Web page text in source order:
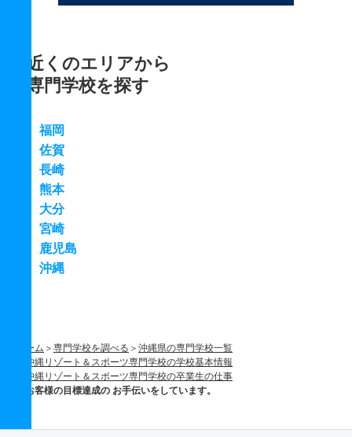
近くのエリアから
専門学校を探す
福岡
佐賀
長崎
熊本
大分
宮崎
鹿児島
沖縄
ホーム 専門学校を調べる
沖縄県の専門学校一覧
沖縄リゾート＆スポーツ専門学校の学校基本情報
沖縄リゾート＆スポーツ専門学校の卒業生の仕事
お客様の目標達成の お手伝いをしています。